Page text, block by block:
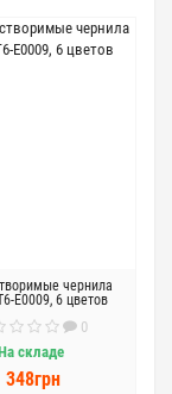
чернила
E0009, 6 цветов
0
складе
348грн